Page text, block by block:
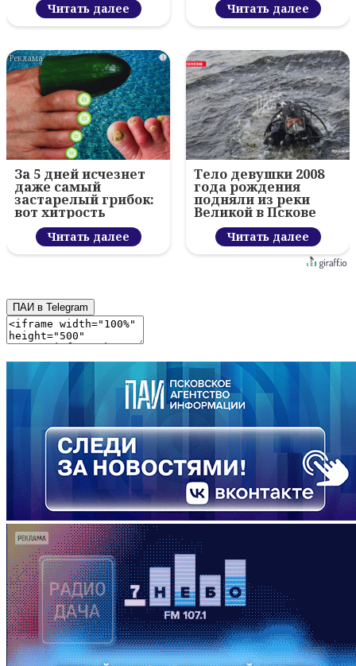
Читать далее Читать далее
i
За 5 дней исчезнет
даже самый
застарелый грибок:
вот хитрость
Читать далее
Тело девушки 2008
года рождения
подняли из реки
Великой в Пскове
Читать далее
ПАИ в Telegram